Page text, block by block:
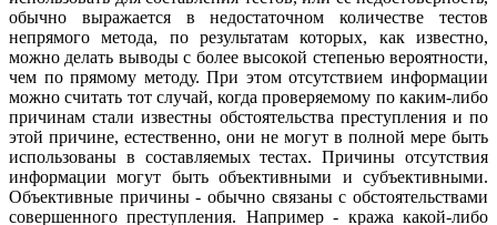
обычно выражается в недостаточном количестве тестов
непрямого метода, по результатам которых, как известно,
можно делать выводы с более высокой степенью вероятности,
чем по прямому методу. При этом отсутствием информации
можно считать тот случай, когда проверяемому по каким-либо
причинам стали известны обстоятельства преступления и по
этой причине, естественно, они не могут в полной мере быть
использованы в составляемых тестах. Причины отсутствия
информации могут быть объективными и субъективными.
Объективные причины - обычно связаны с обстоятельствами
совершенного преступления. Например - кража какой-либо